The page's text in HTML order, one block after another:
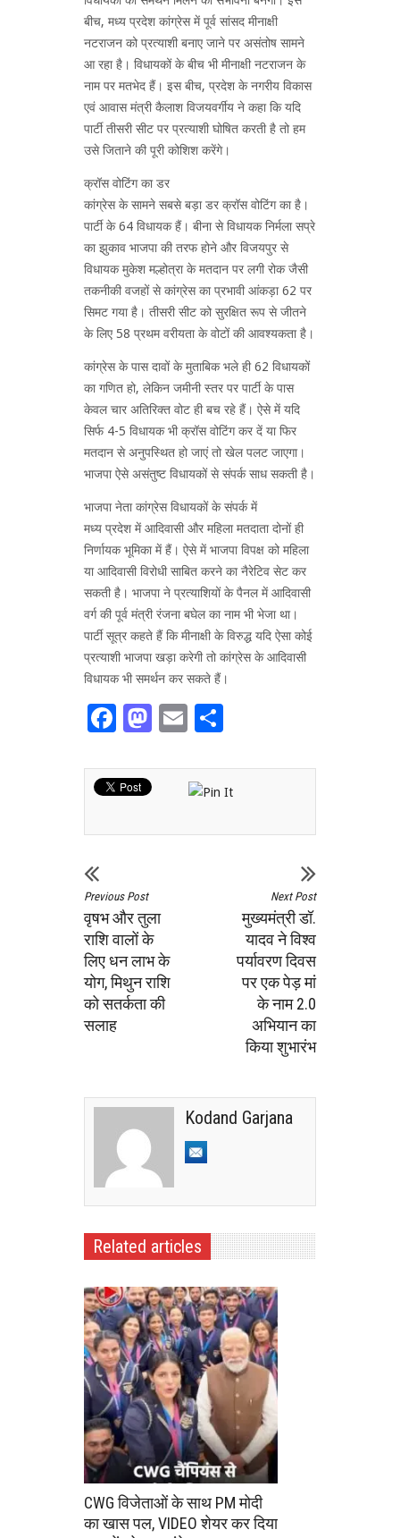
बीच, मध्य प्रदेश कांग्रेस में पूर्व सांसद मीनाक्षी
नटराजन को प्रत्याशी बनाए जाने पर असंतोष सामने
आ रहा है। विधायकों के बीच भी मीनाक्षी नटराजन के
नाम पर मतभेद हैं। इस बीच, प्रदेश के नगरीय विकास
एवं आवास मंत्री कैलाश विजयवर्गीय ने कहा कि यदि
पार्टी तीसरी सीट पर प्रत्याशी घोषित करती है तो हम
उसे जिताने की पूरी कोशिश करेंगे।
क्रॉस वोटिंग का डर
कांग्रेस के सामने सबसे बड़ा डर क्रॉस वोटिंग का है।
पार्टी के 64 विधायक हैं। बीना से विधायक निर्मला सप्रे
का झुकाव भाजपा की तरफ होने और विजयपुर से
विधायक मुकेश मल्होत्रा के मतदान पर लगी रोक जैसी
तकनीकी वजहों से कांग्रेस का प्रभावी आंकड़ा 62 पर
सिमट गया है। तीसरी सीट को सुरक्षित रूप से जीतने
के लिए 58 प्रथम वरीयता के वोटों की आवश्यकता है।
कांग्रेस के पास दावों के मुताबिक भले ही 62 विधायकों
का गणित हो, लेकिन जमीनी स्तर पर पार्टी के पास
केवल चार अतिरिक्त वोट ही बच रहे हैं। ऐसे में यदि
सिर्फ 4-5 विधायक भी क्रॉस वोटिंग कर दें या फिर
मतदान से अनुपस्थित हो जाएं तो खेल पलट जाएगा।
भाजपा ऐसे असंतुष्ट विधायकों से संपर्क साध सकती है।
भाजपा नेता कांग्रेस विधायकों के संपर्क में
मध्य प्रदेश में आदिवासी और महिला मतदाता दोनों ही
निर्णायक भूमिका में हैं। ऐसे में भाजपा विपक्ष को महिला
या आदिवासी विरोधी साबित करने का नैरेटिव सेट कर
सकती है। भाजपा ने प्रत्याशियों के पैनल में आदिवासी
वर्ग की पूर्व मंत्री रंजना बघेल का नाम भी भेजा था।
पार्टी सूत्र कहते हैं कि मीनाक्षी के विरुद्ध यदि ऐसा कोई
प्रत्याशी भाजपा खड़ा करेगी तो कांग्रेस के आदिवासी
विधायक भी समर्थन कर सकते हैं।
Facebook
Mastodon
Email
Previous Post
वृषभ और तुला
राशि वालों के
लिए धन लाभ के
योग, मिथुन राशि
को सतर्कता की
सलाह
Next Post
मुख्यमंत्री डॉ.
यादव ने विश्व
पर्यावरण दिवस
पर एक पेड़ मां
के नाम 2.0
अभियान का
किया शुभारंभ
Kodand Garjana
Related articles
CWG विजेताओं के साथ PM मोदी
का खास पल, VIDEO शेयर कर दिया